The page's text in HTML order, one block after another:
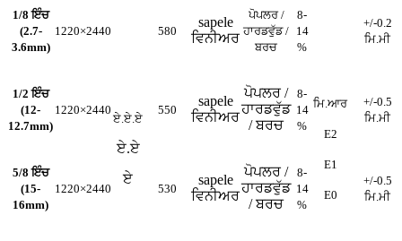
1/8 ਇੰਚ
(2.7-
3.6mm)
1220×2440
ਏ.ਏ.ਏ
ਏ.ਏ
ਏ
580
sapele
ਵਿਨੀਅਰ
ਪੋਪਲਰ /
ਹਾਰਡਵੁੱਡ /
ਬਰਚ
8-
14
%
ਮਿ.ਆਰ
E2
E1
E0
+/-0.2
ਮਿ.ਮੀ
1/2 ਇੰਚ
(12-
12.7mm)
1220×2440 550
sapele
ਵਿਨੀਅਰ
ਪੋਪਲਰ /
ਹਾਰਡਵੁੱਡ
/ ਬਰਚ
8-
14
%
+/-0.5
ਮਿ.ਮੀ
5/8 ਇੰਚ
(15-
16mm)
1220×2440 530
sapele
ਵਿਨੀਅਰ
ਪੋਪਲਰ /
ਹਾਰਡਵੁੱਡ
/ ਬਰਚ
8-
14
%
+/-0.5
ਮਿ.ਮੀ